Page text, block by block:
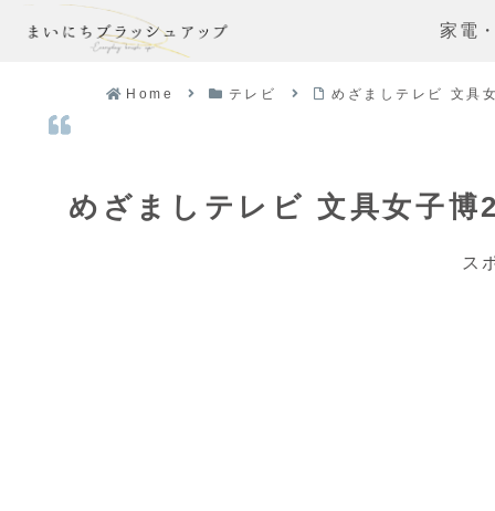
家電
Home テレビ めざましテレビ 文具
めざましテレビ 文具女子
ス